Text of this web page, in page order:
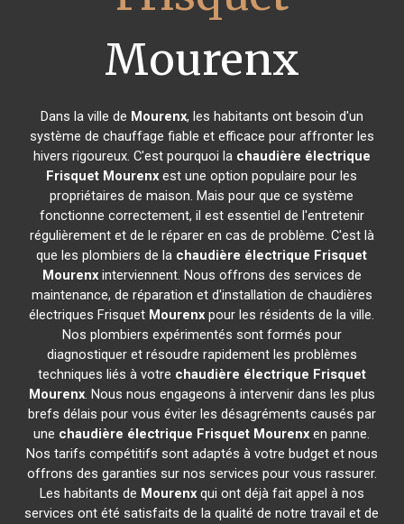
Mourenx
Dans la ville de Mourenx, les habitants ont besoin d'un
système de chauffage fiable et efficace pour affronter les
hivers rigoureux. C'est pourquoi la chaudière électrique
Frisquet Mourenx est une option populaire pour les
propriétaires de maison. Mais pour que ce système
fonctionne correctement, il est essentiel de l'entretenir
régulièrement et de le réparer en cas de problème. C'est là
que les plombiers de la chaudière électrique Frisquet
Mourenxinterviennent. Nous offrons des services de
maintenance, de réparation et d'installation de chaudières
électriques Frisquet Mourenx pour les résidents de la ville.
Nos plombiers expérimentés sont formés pour
diagnostiquer et résoudre rapidement les problèmes
techniques liés à votre chaudière électrique Frisquet
Mourenx. Nous nous engageons à intervenir dans les plus
brefs délais pour vous éviter les désagréments causés par
une chaudière électrique Frisquet Mourenx en panne.
Nos tarifs compétitifs sont adaptés à votre budget et nous
offrons des garanties sur nos services pour vous rassurer.
Les habitants de Mourenxqui ont déjà fait appel à nos
services ont été satisfaits de la qualité de notre travail et de